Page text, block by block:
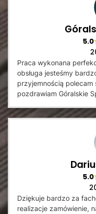
5.0
Praca wykonana
obsługa jesteśmy
przyjemnością
pozdrawiam Góralskie
5.0
Dziękuje bardzo za
realizacje zamówienie,